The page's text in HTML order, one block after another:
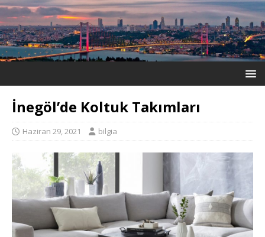
İnegöl’de Koltuk Takımları
Haziran 29, 2021 bilgia